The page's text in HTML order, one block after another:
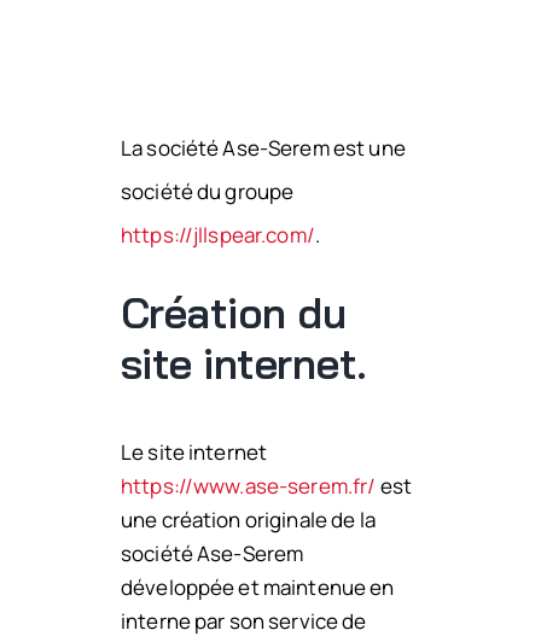
La société Ase-Serem est une
société du groupe
https://jllspear.com/.
Création du
site internet.
Le site internet
https://www.ase-serem.fr/ est
une création originale de la
société Ase-Serem
développée et maintenue en
interne par son service de